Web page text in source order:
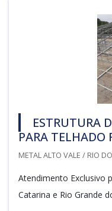
ESTRUTURA
PARA TELHADO
METAL ALTO VALE / RIO
Atendimento Exclusivo
Catarina e Rio Grande